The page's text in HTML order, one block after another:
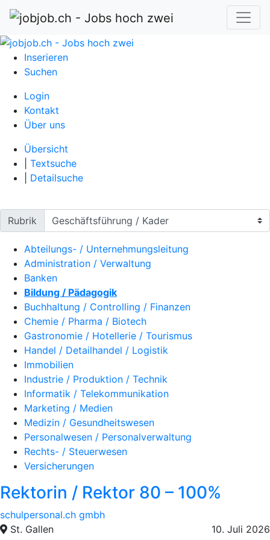
Inserieren
Suchen
Login
Kontakt
Über uns
Übersicht
Textsuche
Detailsuche
Rubrik
Abteilungs- / Unternehmungsleitung
Administration / Verwaltung
Banken
Bildung / Pädagogik
Buchhaltung / Controlling / Finanzen
Chemie / Pharma / Biotech
Gastronomie / Hotellerie / Tourismus
Handel / Detailhandel / Logistik
Immobilien
Industrie / Produktion / Technik
Informatik / Telekommunikation
Marketing / Medien
Medizin / Gesundheitswesen
Personalwesen / Personalverwaltung
Rechts- / Steuerwesen
Versicherungen
Rektorin / Rektor 80 – 100%
schulpersonal.ch gmbh
St. Gallen
10. Juli 2026